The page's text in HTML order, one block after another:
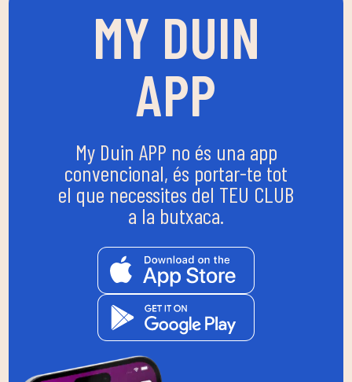
MY DUIN
APP
My Duin APP no és una app
convencional, és portar-te tot
el que necessites del TEU CLUB
a la butxaca.